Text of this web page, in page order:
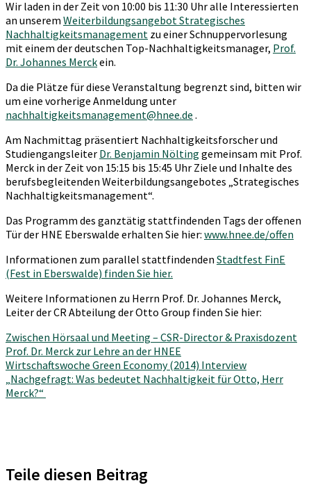
Wir laden in der Zeit von 10:00 bis 11:30 Uhr alle Interessierten
an unserem Weiterbildungsangebot Strategisches
Nachhaltigkeitsmanagement zu einer Schnuppervorlesung
mit einem der deutschen Top-Nachhaltigkeitsmanager, Prof.
Dr. Johannes Merckein.
Da die Plätze für diese Veranstaltung begrenzt sind, bitten wir
um eine vorherige Anmeldung unter
nachhaltigkeitsmanagement@hnee.de .
Am Nachmittag präsentiert Nachhaltigkeitsforscher und
Studiengangsleiter Dr. Benjamin Nölting gemeinsam mit Prof.
Merck in der Zeit von 15:15 bis 15:45 Uhr Ziele und Inhalte des
berufsbegleitenden Weiterbildungsangebotes „Strategisches
Nachhaltigkeitsmanagement“.
Das Programm des ganztätig stattfindenden Tags der offenen
Tür der HNE Eberswalde erhalten Sie hier: www.hnee.de/offen
Informationen zum parallel stattfindenden Stadtfest FinE
(Fest in Eberswalde) finden Sie hier.
Weitere Informationen zu Herrn Prof. Dr. Johannes Merck,
Leiter der CR Abteilung der Otto Group finden Sie hier:
Zwischen Hörsaal und Meeting – CSR-Director & Praxisdozent
Prof. Dr. Merck zur Lehre an der HNEE
Wirtschaftswoche Green Economy (2014) Interview
„Nachgefragt: Was bedeutet Nachhaltigkeit für Otto, Herr
Merck?“
Teile diesen Beitrag